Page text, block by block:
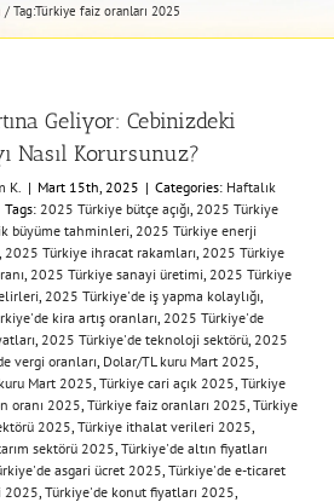
Tag:Türkiye faiz oranları 2025
Geliyor: Cebinizdeki
Nasıl Korursunuz?
K. | Mart 15th, 2025 | Categories: Haftalık
Tags: 2025 Türkiye bütçe açığı, 2025 Türkiye
büyüme tahminleri, 2025 Türkiye enerji
, 2025 Türkiye ihracat rakamları, 2025 Türkiye
, 2025 Türkiye sanayi üretimi, 2025 Türkiye
, 2025 Türkiye'de iş yapma kolaylığı,
kira artış oranları, 2025 Türkiye'de
, 2025 Türkiye'de teknoloji sektörü, 2025
vergi oranları, Dolar/TL kuru Mart 2025,
Mart 2025, Türkiye cari açık 2025, Türkiye
oranı 2025, Türkiye faiz oranları 2025, Türkiye
2025, Türkiye ithalat verileri 2025,
sektörü 2025, Türkiye'de altın fiyatları
asgari ücret 2025, Türkiye'de e-ticaret
2025, Türkiye'de konut fiyatları 2025,